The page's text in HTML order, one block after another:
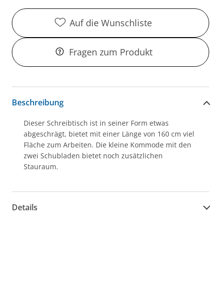
Auf die Wunschliste
Fragen zum Produkt
Beschreibung
Dieser Schreibtisch ist in seiner Form etwas
abgeschrägt, bietet mit einer Länge von 160 cm viel
Fläche zum Arbeiten. Die kleine Kommode mit den
zwei Schubladen bietet noch zusätzlichen
Stauraum.
Details